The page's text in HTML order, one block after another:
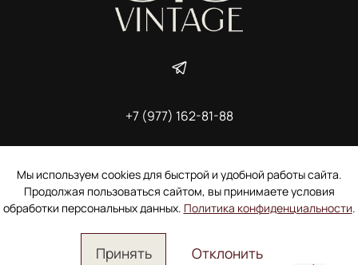
+7 (977) 162-81-88
Пользовательское соглашение
Электронное согласие покупателя на рассылку
Согласие на обработку персональных данных
Мы используем cookies для быстрой и удобной работы сайта.
Продолжая пользоваться сайтом, вы принимаете условия
обработки персональных данных. Политика конфиденциальности.
Принять Отклонить